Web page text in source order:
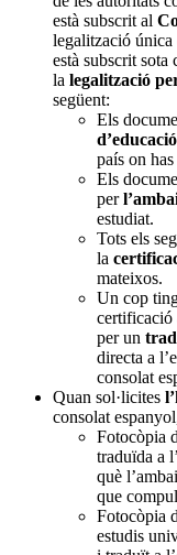
està subscrit al
legalització única
està subscrit
la legalització
següent:
Els
país on
Els
per
estudiat.
Tots els
la
mateixos.
Un cop
certificació
per un
directa a
consolat
Quan sol·licites
consolat
Fotocòpia
traduïda a
què
que
Fotocòpia
estudis